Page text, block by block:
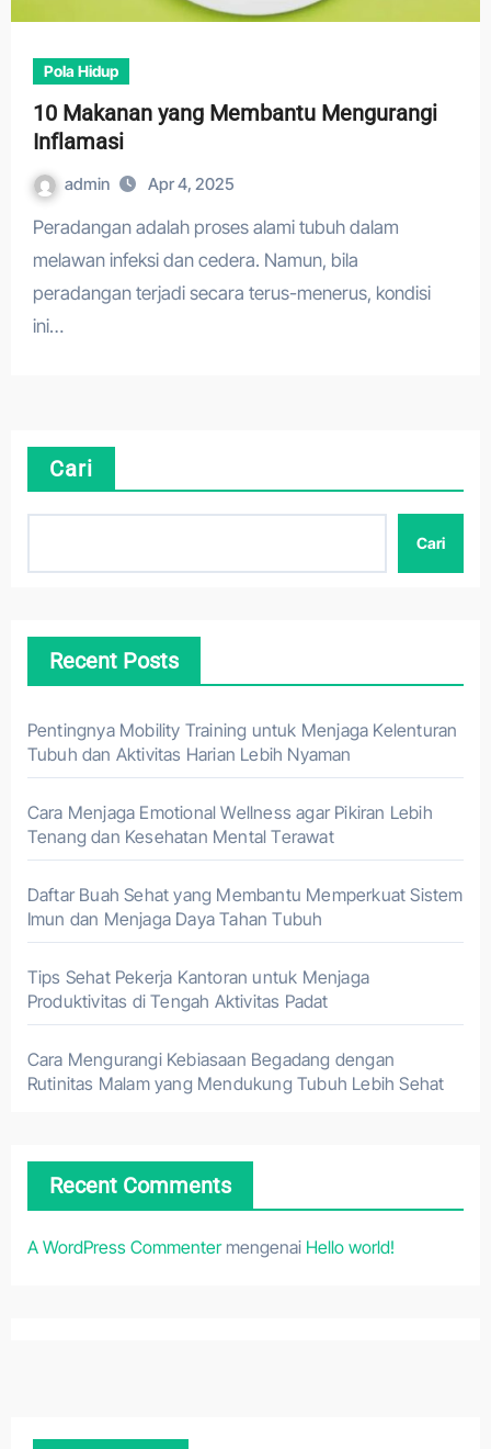
Pola Hidup
10 Makanan yang Membantu Mengurangi
Inflamasi
admin Apr 4, 2025
Peradangan adalah proses alami tubuh dalam
melawan infeksi dan cedera. Namun, bila
peradangan terjadi secara terus-menerus, kondisi
ini…
Cari
Cari
Recent Posts
Pentingnya Mobility Training untuk Menjaga Kelenturan
Tubuh dan Aktivitas Harian Lebih Nyaman
Cara Menjaga Emotional Wellness agar Pikiran Lebih
Tenang dan Kesehatan Mental Terawat
Daftar Buah Sehat yang Membantu Memperkuat Sistem
Imun dan Menjaga Daya Tahan Tubuh
Tips Sehat Pekerja Kantoran untuk Menjaga
Produktivitas di Tengah Aktivitas Padat
Cara Mengurangi Kebiasaan Begadang dengan
Rutinitas Malam yang Mendukung Tubuh Lebih Sehat
Recent Comments
A WordPress Commentermengenai Hello world!